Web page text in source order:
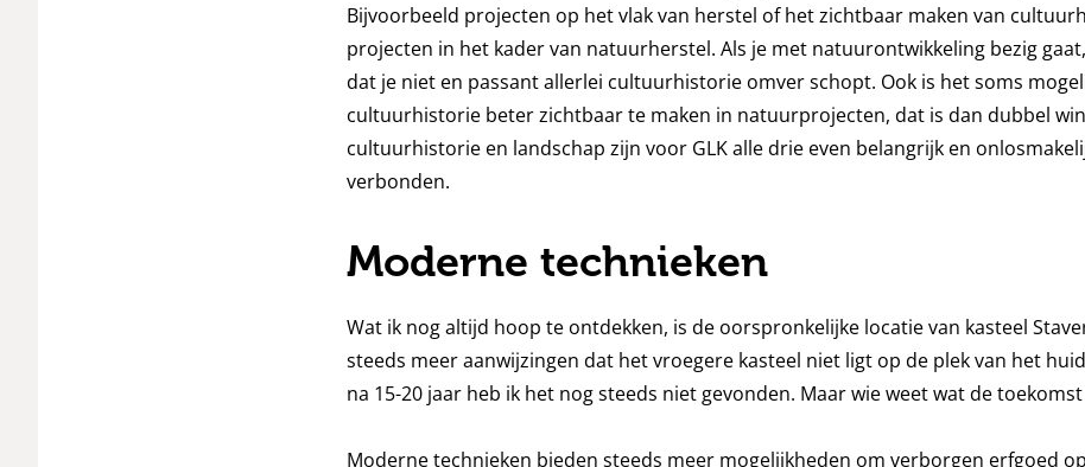
Bijvoorbeeld projecten op het vlak van herstel of het zichtbaar maken van
projecten in het kader van natuurherstel. Als je met natuurontwikkeling bezig
dat je niet en passant allerlei cultuurhistorie omver schopt. Ook is het soms
cultuurhistorie beter zichtbaar te maken in natuurprojecten, dat is dan dubbel
cultuurhistorie en landschap zijn voor GLK alle drie even belangrijk en
verbonden.
Moderne technieken
Wat ik nog altijd hoop te ontdekken, is de oorspronkelijke locatie van kasteel
steeds meer aanwijzingen dat het vroegere kasteel niet ligt op de plek van het
na 15-20 jaar heb ik het nog steeds niet gevonden. Maar wie weet wat de
Moderne technieken bieden steeds meer mogelijkheden om verborgen erfgoed